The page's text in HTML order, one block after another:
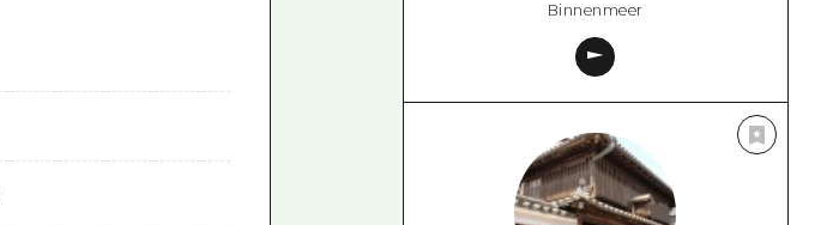
Binnenmeer